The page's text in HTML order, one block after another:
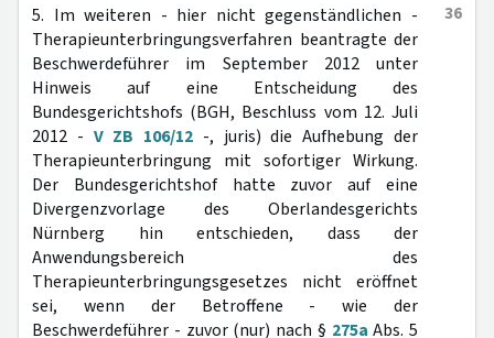
36
5. Im weiteren - hier nicht gegenständlichen -
Therapieunterbringungsverfahren beantragte der
Beschwerdeführer im September 2012 unter
Hinweis auf eine Entscheidung des
Bundesgerichtshofs (BGH, Beschluss vom 12. Juli
2012 - V ZB 106/12 -, juris) die Aufhebung der
Therapieunterbringung mit sofortiger Wirkung.
Der Bundesgerichtshof hatte zuvor auf eine
Divergenzvorlage des Oberlandesgerichts
Nürnberg hin entschieden, dass der
Anwendungsbereich des
Therapieunterbringungsgesetzes nicht eröffnet
sei, wenn der Betroffene - wie der
Beschwerdeführer - zuvor (nur) nach § 275a Abs. 5